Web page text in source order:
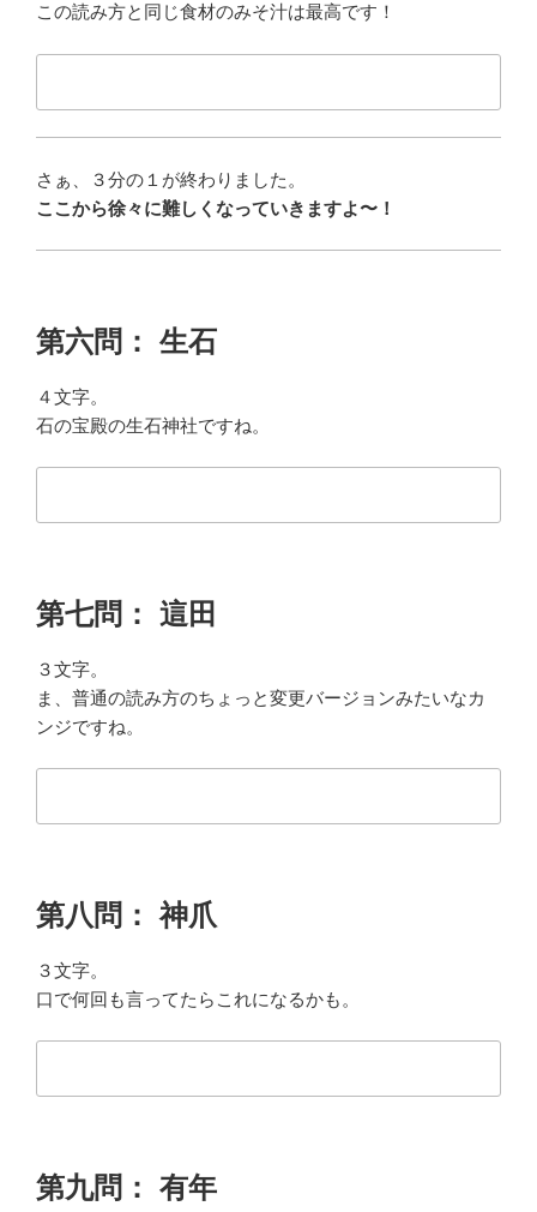
この読み方と同じ食材のみそ汁は最高です！
さぁ、３分の１が終わりました。
ここから徐々に難しくなっていきますよ〜！
第六問： 生石
４文字。
石の宝殿の生石神社ですね。
第七問： 這田
３文字。
ま、普通の読み方のちょっと変更バージョンみたいなカ
ンジですね。
第八問： 神爪
３文字。
口で何回も言ってたらこれになるかも。
第九問： 有年